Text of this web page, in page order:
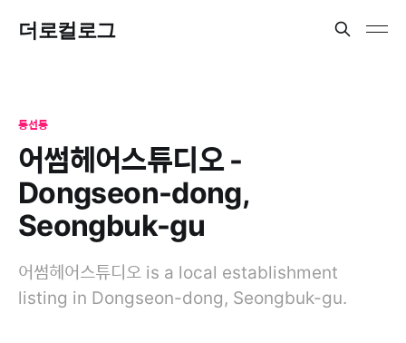
더로컬로그
동선동
어썸헤어스튜디오 -
Dongseon-dong,
Seongbuk-gu
어썸헤어스튜디오 is a local establishment
listing in Dongseon-dong, Seongbuk-gu.